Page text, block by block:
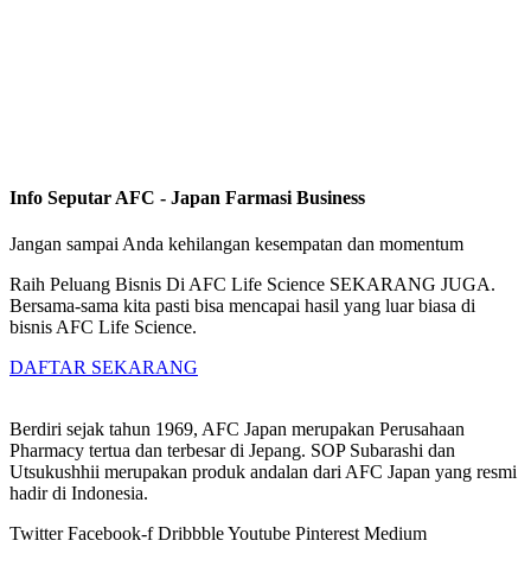
Info Seputar AFC - Japan Farmasi Business
Jangan sampai Anda kehilangan kesempatan dan momentum
Raih Peluang Bisnis Di AFC Life Science SEKARANG JUGA.
Bersama-sama kita pasti bisa mencapai hasil yang luar biasa di
bisnis AFC Life Science.
DAFTAR SEKARANG
Berdiri sejak tahun 1969, AFC Japan merupakan Perusahaan
Pharmacy tertua dan terbesar di Jepang. SOP Subarashi dan
Utsukushhii merupakan produk andalan dari AFC Japan yang resmi
hadir di Indonesia.
Twitter Facebook-f DribbbleYoutube Pinterest Medium